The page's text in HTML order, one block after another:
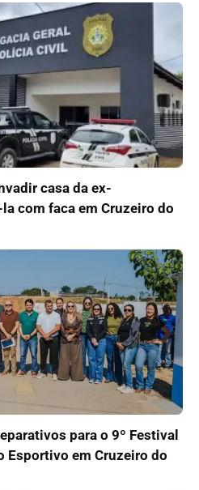
casa da ex-
com faca em Cruzeiro do
para o 9º Festival
Esportivo em Cruzeiro do